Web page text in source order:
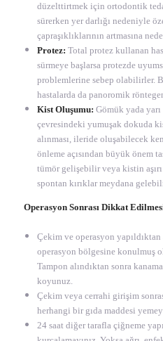
düzelttirtmek için ortodontik
sürerken yer darlığı nedeniyle
çapraşıklıklarının artmasına
Protez: Total protez kullanan
sürmeye başlarsa protezde
problemlerine sebep olabilirler.
hastalarda da panoromik
Kist Oluşumu: Gömük yada
çevresindeki yumuşak dokuda
alınması, ileride oluşabilecek
önleme açısından büyük önem
tümör gelişebilir veya kistin
spontan kırıklar meydana
Operasyon Sonrası Dikkat
Çekim ve operasyon
operasyon bölgesine konulmuş
Tampon alındıktan sonra
koyunuz.
Çekim veya cerrahi girişim
herhangi bir gıda maddesi
24 saat diğer tarafla çiğneme